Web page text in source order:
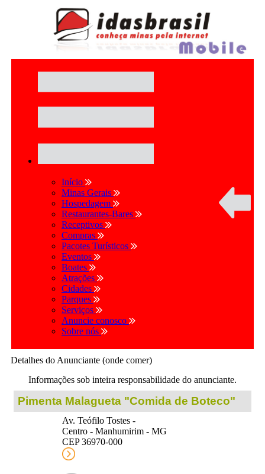
Início
Minas Gerais
Hospedagem
Restaurantes-Bares
Receptivos
Compras
Pacotes Turísticos
Eventos
Boates
Atrações
Cidades
Parques
Serviços
Anuncie conosco
Sobre nós
Detalhes do Anunciante (onde comer)
Informações sob inteira responsabilidade do anunciante.
Pimenta Malagueta "Comida de Boteco"
Av. Teófilo Tostes -
Centro - Manhumirim - MG
CEP 36970-000